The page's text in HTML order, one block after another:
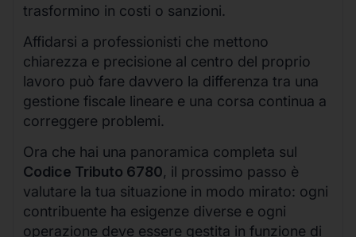
trasformino in costi o sanzioni.
Affidarsi a professionisti che mettono
chiarezza e precisione al centro del proprio
lavoro può fare davvero la differenza tra una
gestione fiscale lineare e una corsa continua a
correggere problemi.
Ora che hai una panoramica completa sul
Codice Tributo 6780, il prossimo passo è
valutare la tua situazione in modo mirato: ogni
contribuente ha esigenze diverse e ogni
operazione deve essere gestita in funzione di